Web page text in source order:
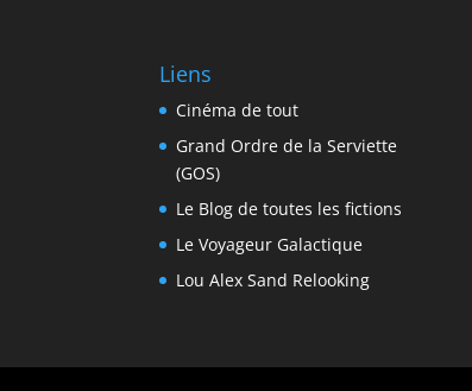
Liens
Cinéma de tout
Grand Ordre de la Serviette
(GOS)
Le Blog de toutes les fictions
Le Voyageur Galactique
Lou Alex Sand Relooking